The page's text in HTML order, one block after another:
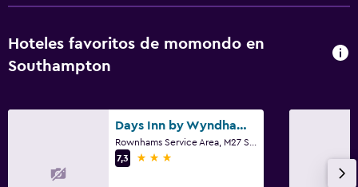
Espacio de almacenamiento
Lavandería
Hoteles favoritos de momondo en
Southampton
Days Inn by Wyndham Southampton Rownhams
7,3
3 estrellas